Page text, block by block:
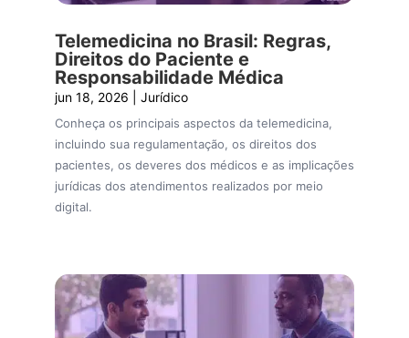
Telemedicina no Brasil: Regras,
Direitos do Paciente e
Responsabilidade Médica
jun 18, 2026 Jurídico
Conheça os principais aspectos da telemedicina,
incluindo sua regulamentação, os direitos dos
pacientes, os deveres dos médicos e as implicações
jurídicas dos atendimentos realizados por meio
digital.